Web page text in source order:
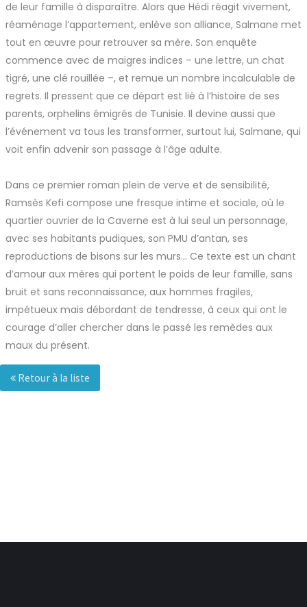
de leur famille à disparaître. Alors que Hédi réagit vivement,
réaménage l’appartement, enlève son alliance, Salmane met
tout en œuvre pour retrouver sa mère. Son enquête
commence avec de maigres indices – une lettre, un chat
tigré, une clé rouillée –, et remue un nombre incalculable de
regrets. Il pressent que ce départ est lié à l’histoire de ses
parents, orphelins émigrés de Tunisie. Il devine aussi que
l’événement va tous les transformer, surtout lui, Salmane, qui
voit enfin advenir son passage à l’âge adulte.
Dans ce premier roman plein de verve et de sensibilité,
Ramsès Kefi compose une fresque intime et sociale, où le
quartier ouvrier de la Caverne est à lui seul un personnage,
avec ses habitants pudiques, son PMU d’antan, ses
reproductions de bisons sur les murs… Ce texte est un chant
d’amour aux mères qui portent le poids de leur famille, sans
bruit et sans reconnaissance, aux hommes fragiles,
impétueux mais débordant de tendresse, à ceux qui ont le
courage d’aller chercher dans le passé les remèdes aux
maux du présent.
Retour à la liste